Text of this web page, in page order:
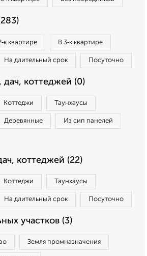
квартире В 3‑к квартире
На длительный срок Посуточно
коттеджей (0)
Коттеджи Таунхаусы
Деревянные Из сип панелей
коттеджей (22)
Коттеджи Таунхаусы
На длительный срок Посуточно
участков (3)
Земля промназначения